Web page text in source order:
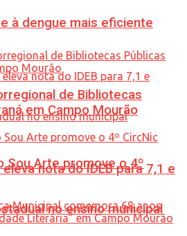
à dengue mais eficiente
nota do IDEB para 7,1 e
no ensino municipal
de Bibliotecas
em Campo Mourão
Sou Arte promove o 4º